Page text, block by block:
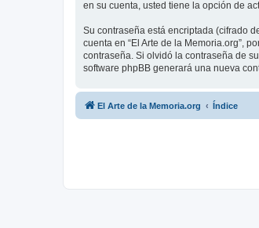
en su cuenta, usted tiene la opción de
Su contraseña está encriptada (cifrado
cuenta en “El Arte de la Memoria.org”,
contraseña. Si olvidó la contraseña de
software phpBB generará una nueva
El Arte de la Memoria.org Índice